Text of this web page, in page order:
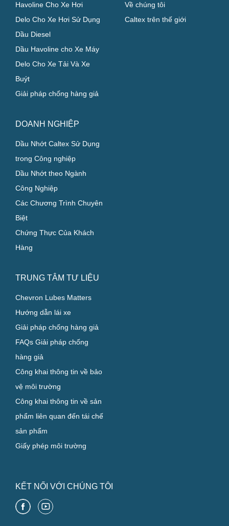
Havoline Cho Xe Hơi
Delo Cho Xe Hơi Sử Dụng
Dầu Diesel
Dầu Havoline cho Xe Máy
Delo Cho Xe Tải Và Xe
Buýt
Giải pháp chống hàng giả
DOANH NGHIỆP
Dầu Nhớt Caltex Sử Dụng
trong Công nghiệp
Dầu Nhớt theo Ngành
Công Nghiệp
Các Chương Trình Chuyên
Biệt
Chứng Thực Của Khách
Hàng
TRUNG TÂM TƯ LIỆU
Chevron Lubes Matters
Hướng dẫn lái xe
Giải pháp chống hàng giả
FAQs Giải pháp chống
hàng giả
Công khai thông tin về bảo
vệ môi trường
Công khai thông tin về sản
phẩm liên quan đến tái chế
sản phẩm
Giấy phép môi trường
Về chúng tôi
Caltex trên thế giới
KẾT NỐI VỚI CHÚNG TÔI